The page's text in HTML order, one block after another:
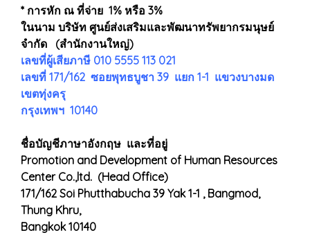
* การหัก ณ ที่จ่าย 1% หรือ 3%
ในนาม บริษัท ศูนย์ส่งเสริมและพัฒนาทรัพยากรมนุษย์
จำกัด (สำนักงานใหญ่)
เลขที่ผู้เสียภาษี 010 5555 113 021
เลขที่ 171/162 ซอยพุทธบูชา 39 แยก 1-1 แขวงบางมด
เขตทุ่งครุ
กรุงเทพฯ 10140
ชื่อบัญชีภาษาอังกฤษ และที่อยู่
Promotion and Development of Human Resources
Center Co.,ltd. (Head Office)
171/162 Soi Phutthabucha 39 Yak 1-1 , Bangmod,
Thung Khru,
Bangkok 10140